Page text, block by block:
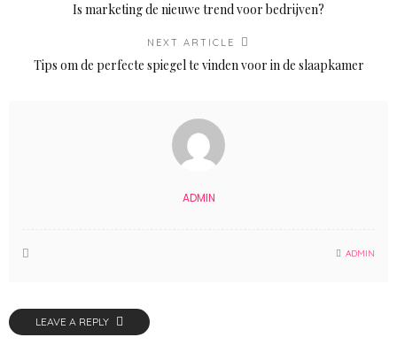
Is marketing de nieuwe trend voor bedrijven?
NEXT ARTICLE
Tips om de perfecte spiegel te vinden voor in de slaapkamer
ADMIN
ADMIN
LEAVE A REPLY